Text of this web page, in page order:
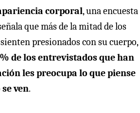
corporal, una encuesta
que más de la mitad de los
presionados con su cuerpo,
de los entrevistados que han
les preocupa lo que piense
ven.